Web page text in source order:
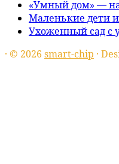
«Умный дом» —
Маленькие дети
Ухоженный сад с
· © 2026 smart-chip ·